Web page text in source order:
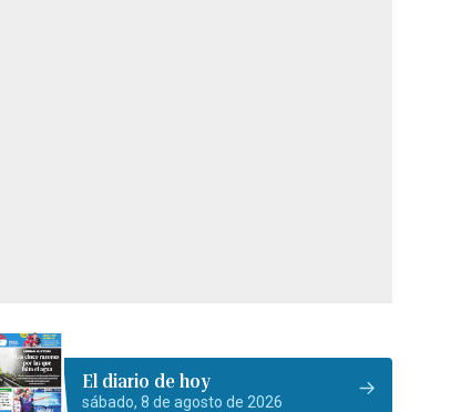
El diario de hoy
sábado, 8 de agosto de 2026